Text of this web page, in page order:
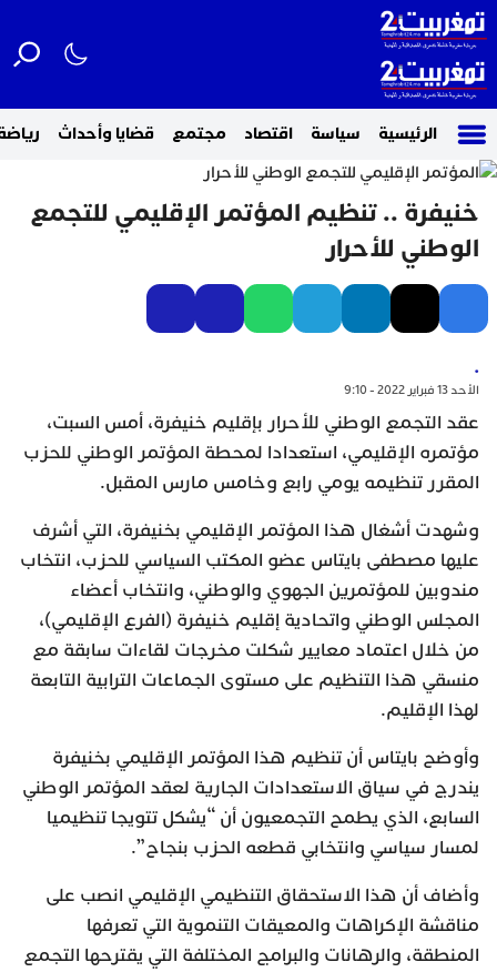
الرئيسية سياسة اقتصاد مجتمع قضايا وأحداث
خنيفرة .. تنظيم المؤتمر الإقليمي للتجمع
الوطني للأحرار
.
الأحد 13 فبراير 2022 - 9:10
عقد التجمع الوطني للأحرار بإقليم خنيفرة، أمس السبت،
مؤتمره الإقليمي، استعدادا لمحطة المؤتمر الوطني للحزب
المقرر تنظيمه يومي رابع وخامس مارس المقبل.
وشهدت أشغال هذا المؤتمر الإقليمي بخنيفرة، التي أشرف
عليها مصطفى بايتاس عضو المكتب السياسي للحزب، انتخاب
مندوبين للمؤتمرين الجهوي والوطني، وانتخاب أعضاء
المجلس الوطني واتحادية إقليم خنيفرة (الفرع الإقليمي)،
من خلال اعتماد معايير شكلت مخرجات لقاءات سابقة مع
منسقي هذا التنظيم على مستوى الجماعات الترابية التابعة
لهذا الإقليم.
وأوضح بايتاس أن تنظيم هذا المؤتمر الإقليمي بخنيفرة
يندرج في سياق الاستعدادات الجارية لعقد المؤتمر الوطني
السابع، الذي يطمح التجمعيون أن “يشكل تتويجا تنظيميا
لمسار سياسي وانتخابي قطعه الحزب بنجاح”.
وأضاف أن هذا الاستحقاق التنظيمي الإقليمي انصب على
مناقشة الإكراهات والمعيقات التنموية التي تعرفها
المنطقة، والرهانات والبرامج المختلفة التي يقترحها التجمع